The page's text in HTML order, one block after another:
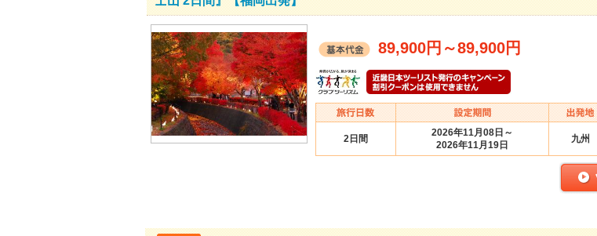
89,900円 ～89,900円
2日間
2026年11月08日～
2026年11月19日
九州